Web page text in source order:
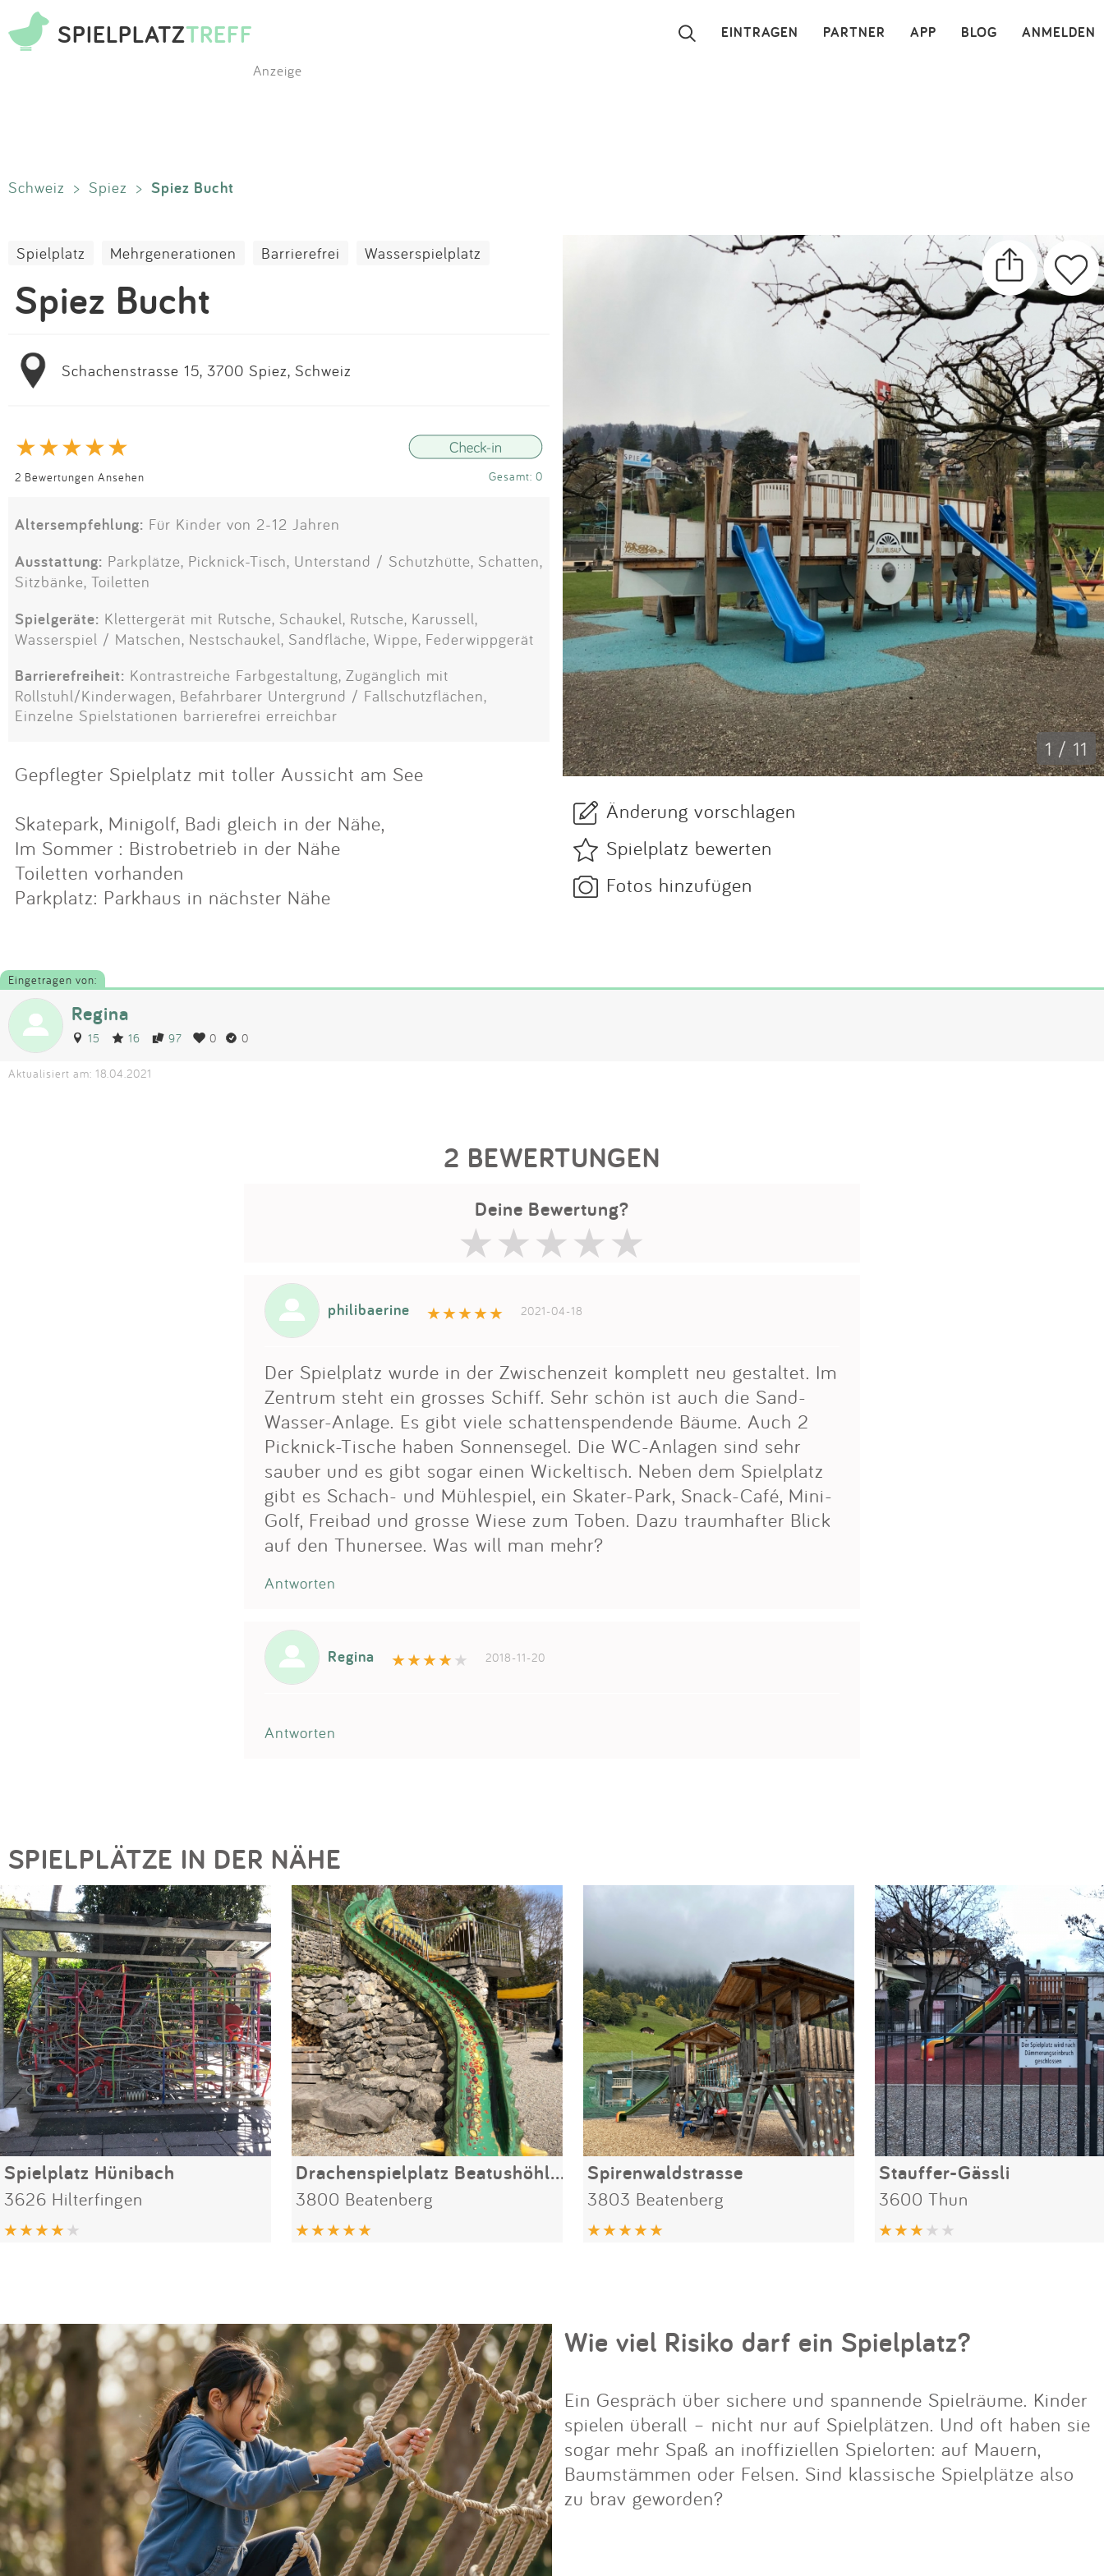
SPIELPLATZTREFF ANMELDEN
BLOG
APP
PARTNER
EINTRAGEN ×
Anmelden
Anzeige
Schweiz > Spiez > Spiez Bucht
Spielplatz Mehrgenerationen Barrierefrei Wasserspielplatz
Spiez Bucht
Schachenstrasse 15, 3700 Spiez, Schweiz
2 Bewertungen Ansehen Gesamt: 0
Altersempfehlung: Für Kinder von 2-12 Jahren
Ausstattung: Parkplätze, Picknick-Tisch, Unterstand / Schutzhütte, Schatten,
Sitzbänke, Toiletten
Spielgeräte: Klettergerät mit Rutsche, Schaukel, Rutsche, Karussell,
Wasserspiel / Matschen, Nestschaukel, Sandfläche, Wippe, Federwippgerät
Barrierefreiheit: Kontrastreiche Farbgestaltung, Zugänglich mit
Rollstuhl/Kinderwagen, Befahrbarer Untergrund / Fallschutzflächen,
Einzelne Spielstationen barrierefrei erreichbar
Gepflegter Spielplatz mit toller Aussicht am See
Skatepark, Minigolf, Badi gleich in der Nähe,
Im Sommer : Bistrobetrieb in der Nähe
Toiletten vorhanden
Parkplatz: Parkhaus in nächster Nähe
1 / 11
Änderung vorschlagen
Spielplatz bewerten
Fotos hinzufügen
Eingetragen von:
Regina
15 16 97 0 0
Aktualisiert am: 18.04.2021
2 BEWERTUNGEN
Deine Bewertung?
philibaerine 2021-04-18
Der Spielplatz wurde in der Zwischenzeit komplett neu gestaltet. Im
Zentrum steht ein grosses Schiff. Sehr schön ist auch die Sand-
Wasser-Anlage. Es gibt viele schattenspendende Bäume. Auch 2
Picknick-Tische haben Sonnensegel. Die WC-Anlagen sind sehr
sauber und es gibt sogar einen Wickeltisch. Neben dem Spielplatz
gibt es Schach- und Mühlespiel, ein Skater-Park, Snack-Café, Mini-
Golf, Freibad und grosse Wiese zum Toben. Dazu traumhafter Blick
auf den Thunersee. Was will man mehr?
Antworten
Regina 2018-11-20
Antworten
SPIELPLÄTZE IN DER NÄHE
Spielplatz Hünibach
3626 Hilterfingen
Drachenspielplatz Beatushöhlen
3800 Beatenberg
Spirenwaldstrasse
3803 Beatenberg
Stauffer-Gässli
3600 Thun
Wie viel Risiko darf ein Spielplatz?
Ein Gespräch über sichere und spannende Spielräume. Kinder
spielen überall – nicht nur auf Spielplätzen. Und oft haben sie
sogar mehr Spaß an inoffiziellen Spielorten: auf Mauern,
Baumstämmen oder Felsen. Sind klassische Spielplätze also
zu brav geworden?